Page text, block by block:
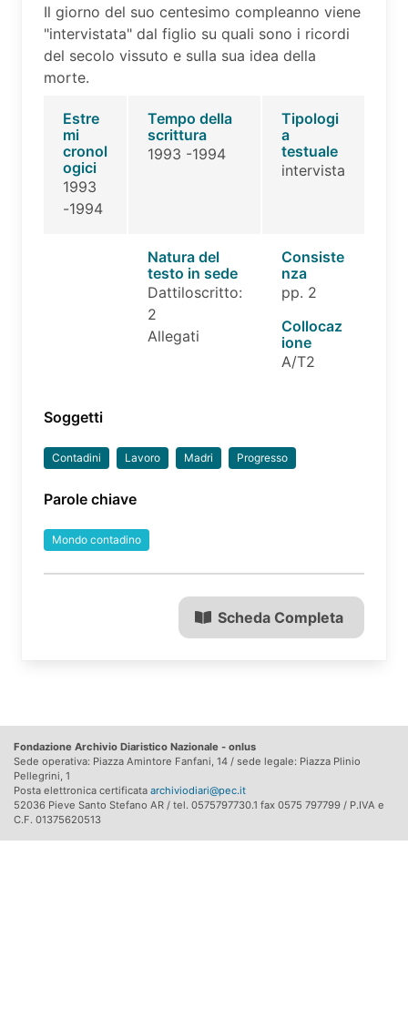
Il giorno del suo centesimo compleanno viene
"intervistata" dal figlio su quali sono i ricordi
del secolo vissuto e sulla sua idea della
morte.
Estre
mi
cronol
ogici
1993
-1994
Tempo della
scrittura
1993 -1994
Tipologi
a
testuale
intervista
Natura del
testo in sede
Dattiloscritto:
2
Allegati
Consiste
nza
pp. 2
Collocaz
ione
A/T2
Soggetti
Contadini Lavoro Madri Progresso
Parole chiave
Mondo contadino
Scheda Completa
Fondazione Archivio Diaristico Nazionale - onlus
Sede operativa: Piazza Amintore Fanfani, 14 / sede legale: Piazza Plinio
Pellegrini, 1
Posta elettronica certificata archiviodiari@pec.it
52036 Pieve Santo Stefano AR / tel. 0575797730.1 fax 0575 797799 / P.IVA e
C.F. 01375620513